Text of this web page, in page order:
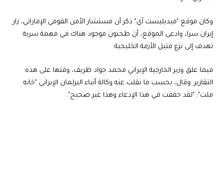
وكان موقع "ميديليست آي" ذكر أن مستشار الأمن القومي الإماراتي، زار
إيران سرا، وادعى الموقع، أن طحنون موجود هناك في مهمة سرية
تهدف إلى نزع فتيل الأزمة الخليجية.
فيما علق وزير الخارجية الإيراني محمد جواد ظريف، وقتها على هذه
التقارير. وقال، بحسب ما نقلت عنه وكالة أنباء البرلمان الإيراني "خانه
ملت": "لقد حققت في هذا الإدعاء وهذا غير صحيح".